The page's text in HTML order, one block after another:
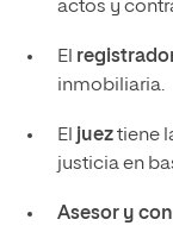
actos y
El
inmobiliaria.
El jueztiene
justicia en
Asesor y